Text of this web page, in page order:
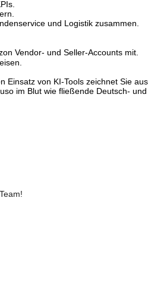
und Logistik zusammen.
Vendor- und Seller-Accounts mit.
Einsatz von KI-Tools zeichnet Sie aus.
im Blut wie fließende Deutsch-